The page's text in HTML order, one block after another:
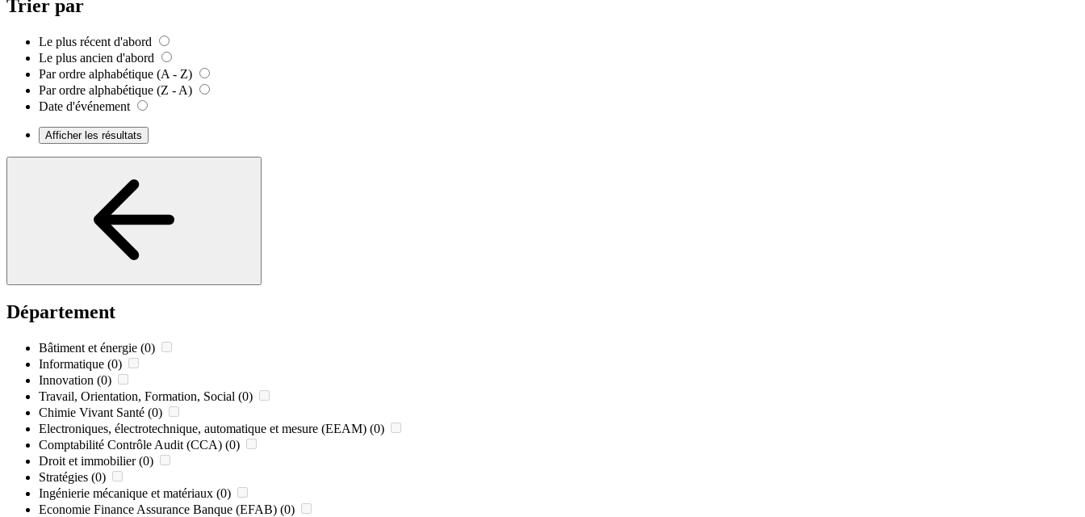
Trier par
Le plus récent d'abord
Le plus ancien d'abord
Par ordre alphabétique (A - Z)
Par ordre alphabétique (Z - A)
Date d'événement
Afficher les résultats
Département
Bâtiment et énergie (0)
Informatique (0)
Innovation (0)
Travail, Orientation, Formation, Social (0)
Chimie Vivant Santé (0)
Electroniques, électrotechnique, automatique et mesure (EEAM) (0)
Comptabilité Contrôle Audit (CCA) (0)
Droit et immobilier (0)
Stratégies (0)
Ingénierie mécanique et matériaux (0)
Economie Finance Assurance Banque (EFAB) (0)